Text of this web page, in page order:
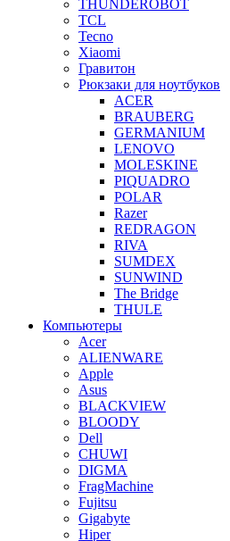
THUNDEROBOT
TCL
Tecno
Xiaomi
Гравитон
Рюкзаки для ноутбуков
ACER
BRAUBERG
GERMANIUM
LENOVO
MOLESKINE
PIQUADRO
POLAR
Razer
REDRAGON
RIVA
SUMDEX
SUNWIND
The Bridge
THULE
Компьютеры
Acer
ALIENWARE
Apple
Asus
BLACKVIEW
BLOODY
Dell
CHUWI
DIGMA
FragMachine
Fujitsu
Gigabyte
Hiper